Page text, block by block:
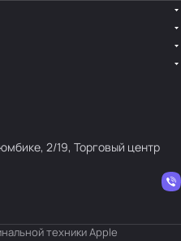
2/19, Торговый центр
техники Apple